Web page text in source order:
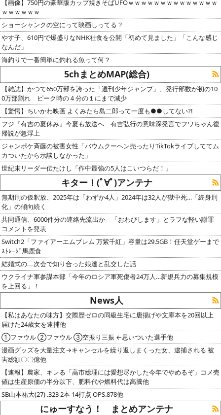
【画像】750円の豪華版カップ焼きそばUFOｗｗｗｗｗｗｗｗｗｗｗｗｗｗ
ｗｗｗｗｗｗ
ショーシャンクの空にって映画しってる？
やす子、610円で爆盛りなNHK社食を公開「初めて見ました」「こんな感じ
なんだ」
海釣りで一番簡単に釣れる魚って何？
5chまとめMAP(総合)
【雑誌】かつて650万部を誇った「週刊少年ジャンプ」、発行部数が初の10
0万部割れ ピーク時の４分の１にまで減少
【驚愕】ちいかわ映画 よくみたら島二郎って一度も●●してない?!
フジ『有吉の夏休み』今夏も放送へ 有吉弘行の意味深発言でフワちゃん復
帰説が急浮上
ジャンポケ斉藤の被害女性「バウムクーヘン売ったりTikTokライブしててム
カついたから示談しなかった」
世紀末リーダー伝たけし「作中最強の5人はこいつらだ！」
キター！(ﾟ∀ﾟ)アンテナ
無期刑の仮釈放、2025年は「わずか4人」2024年は32人が獄中死…「終身刑
化」の傾向続く
共同通信、6000件分の連絡先流出か 「おわびします」とラフな軽い謝罪
コメントを発表
Switch2「ファイアーエムブレム 万紫千紅」容量は29.5GB！任天堂ゲーまで
ｽﾄﾚｰｼﾞ馬鹿食
結婚式の二次会で知り合った娘達と乱交した話
ウクライナ軍参謀本部「今年のロシア軍死傷者24万人…新規兵力の募集規模
を上回る」！
News人
【私はあなたの味方】交際歴ゼロの同級生宅に唐揚げや文庫本を20回以上
届けた24歳女を逮捕他
①ファウル ②ファウル ③空振り三振 ←思いついた選手他
漫画グッズを大量注文→キャンセルを繰り返しまくった女、逮捕される 被
害総額〇〇億他
【速報】農家、キレる「高市総理には愛想尽かした今年でやめるぞ」コメ売
値は生産原価の半分以下、肥料代や燃料代は高騰他
SB山本祐大(27) .323 2本 14打点 OPS.878他
にゅーすなう！ まとめアンテナ